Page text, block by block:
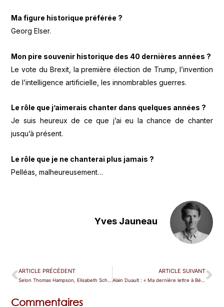
Ma figure historique préférée ?
Georg Elser.
Mon pire souvenir historique des 40 dernières années ?
Le vote du Brexit, la première élection de Trump, l’invention
de l’intelligence artificielle, les innombrables guerres.
Le rôle que j’aimerais chanter dans quelques années ?
Je suis heureux de ce que j’ai eu la chance de chanter
jusqu’à présent.
Le rôle que je ne chanterai plus jamais ?
Pelléas, malheureusement…
Yves Jauneau
ARTICLE PRÉCÉDENT ARTICLE SUIVANT
Commentaires